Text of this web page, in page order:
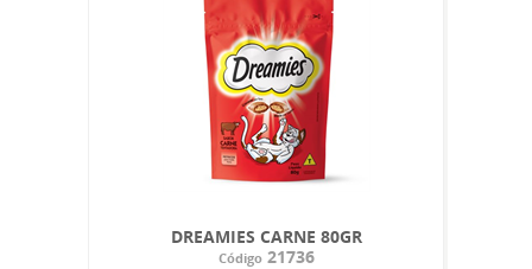
DREAMIES CARNE 80GR
Código21736